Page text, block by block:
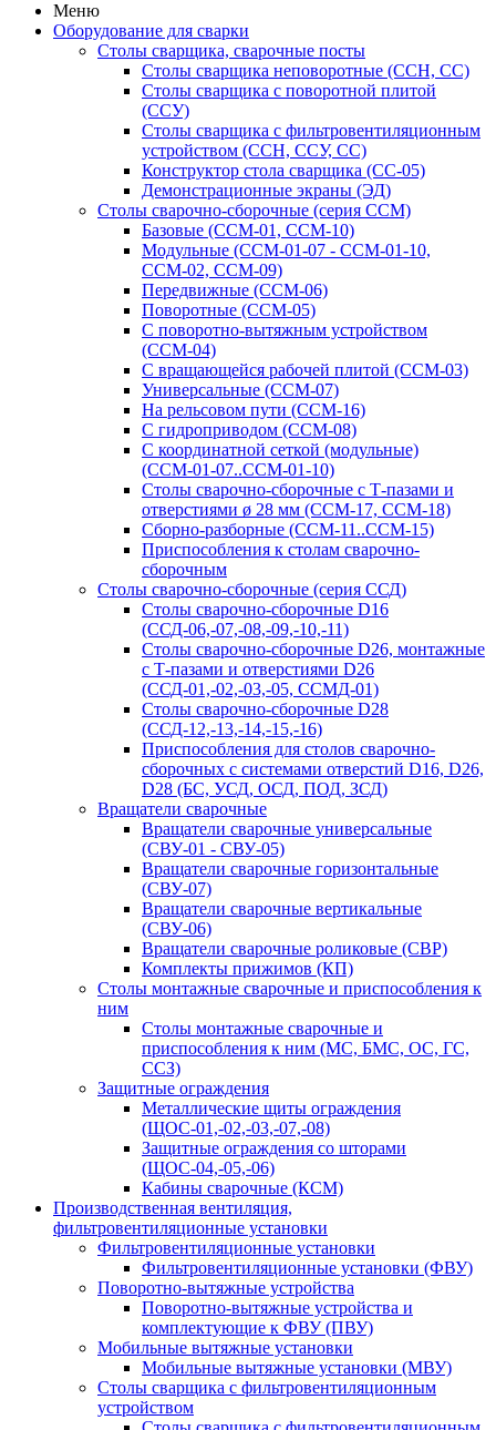
Меню
Оборудование для сварки
Столы сварщика, сварочные посты
Столы сварщика неповоротные (ССН, СС)
Столы сварщика с поворотной плитой
(ССУ)
Столы сварщика с фильтровентиляционным
устройством (ССН, ССУ, СС)
Конструктор стола сварщика (СС-05)
Демонстрационные экраны (ЭД)
Столы сварочно-сборочные (серия ССМ)
Базовые (ССМ-01, ССМ-10)
Модульные (ССМ-01-07 - ССМ-01-10,
ССМ-02, ССМ-09)
Передвижные (ССМ-06)
Поворотные (ССМ-05)
С поворотно-вытяжным устройством
(ССМ-04)
С вращающейся рабочей плитой (ССМ-03)
Универсальные (ССМ-07)
На рельсовом пути (ССМ-16)
С гидроприводом (ССМ-08)
С координатной сеткой (модульные)
(ССМ-01-07..ССМ-01-10)
Столы сварочно-сборочные с Т-пазами и
отверстиями ø 28 мм (ССМ-17, ССМ-18)
Сборно-разборные (ССМ-11..ССМ-15)
Приспособления к столам сварочно-
сборочным
Столы сварочно-сборочные (серия ССД)
Столы сварочно-сборочные D16
(ССД-06,-07,-08,-09,-10,-11)
Столы сварочно-сборочные D26, монтажные
с Т-пазами и отверстиями D26
(ССД-01,-02,-03,-05, ССМД-01)
Столы сварочно-сборочные D28
(ССД-12,-13,-14,-15,-16)
Приспособления для столов сварочно-
сборочных с системами отверстий D16, D26,
D28 (БС, УСД, ОСД, ПОД, ЗСД)
Вращатели сварочные
Вращатели сварочные универсальные
(СВУ-01 - СВУ-05)
Вращатели сварочные горизонтальные
(СВУ-07)
Вращатели сварочные вертикальные
(СВУ-06)
Вращатели сварочные роликовые (СВР)
Комплекты прижимов (КП)
Столы монтажные сварочные и приспособления к
ним
Столы монтажные сварочные и
приспособления к ним (МС, БМС, ОС, ГС,
ССЗ)
Защитные ограждения
Металлические щиты ограждения
(ЩОС-01,-02,-03,-07,-08)
Защитные ограждения со шторами
(ЩОС-04,-05,-06)
Кабины сварочные (КСМ)
Производственная вентиляция,
фильтровентиляционные установки
Фильтровентиляционные установки
Фильтровентиляционные установки (ФВУ)
Поворотно-вытяжные устройства
Поворотно-вытяжные устройства и
комплектующие к ФВУ (ПВУ)
Мобильные вытяжные установки
Мобильные вытяжные установки (МВУ)
Столы сварщика с фильтровентиляционным
устройством